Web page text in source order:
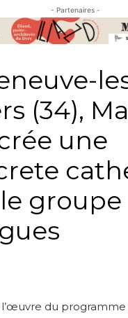
- Partenaires -
(34),
une
groupe
du programme